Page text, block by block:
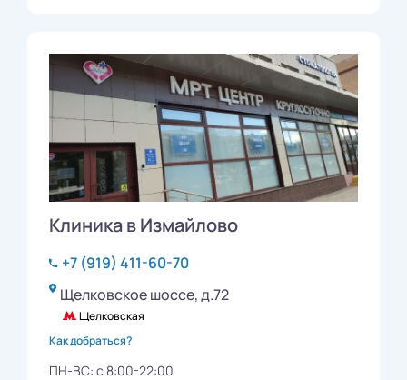
Клиника в Измайлово
+7 (919) 411-60-70
Щелковское шоссе, д.72
Щелковская
Как добраться?
ПН-ВС: с 8:00-22:00